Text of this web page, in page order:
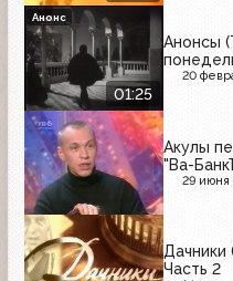
01:25
Анонсы
20
Анонс
Акулы
"Ва-
29 июня
Дачники
Часть 2